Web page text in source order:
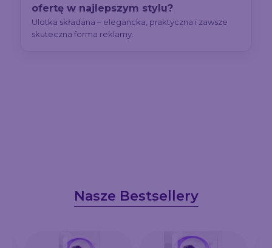
ofertę w najlepszym stylu?
Ulotka składana – elegancka, praktyczna i zawsze
skuteczna forma reklamy.
Nasze Bestsellery